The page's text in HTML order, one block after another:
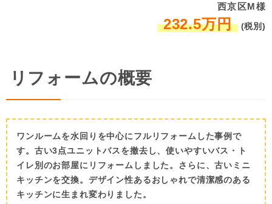
西京区M様
232.5万円 (税別)
リフォームの概要
ワンルームを水回りを中心にフルリフォームした事例で
す。古い3点ユニットバスを撤去し、使いやすいバス・ト
イレ別のお部屋にリフォームしました。さらに、古いミニ
キッチンを交換。デザイン性あるおしゃれで清潔感のある
キッチンに生まれ変わりました。